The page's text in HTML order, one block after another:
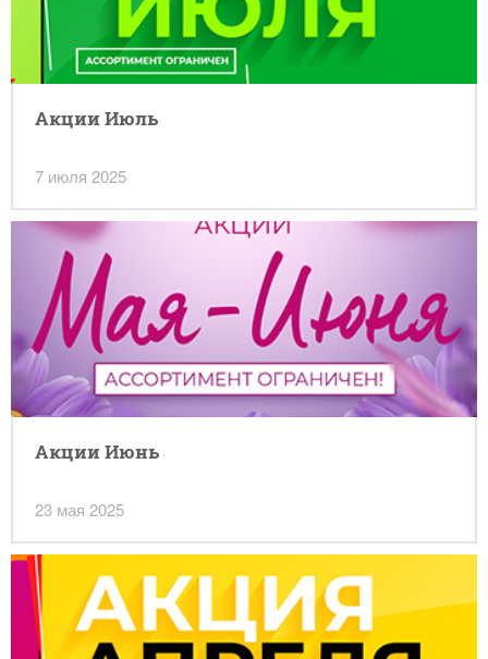
Акции Июль
7 июля 2025
Акции Июнь
23 мая 2025